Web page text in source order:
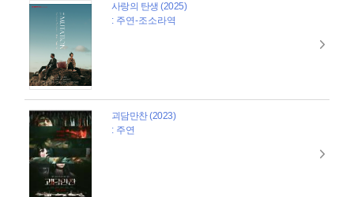
사랑의 탄생 (2025)
: 주연-조소라역
괴담만찬 (2023)
: 주연